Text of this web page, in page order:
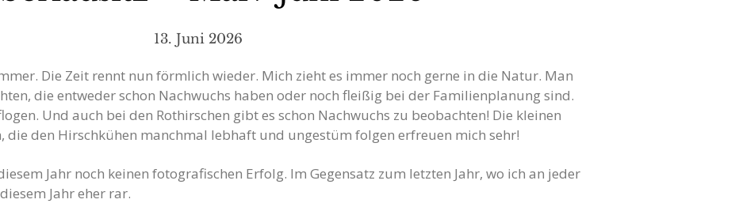
13. Juni 2026
Die Zeit rennt nun förmlich wieder. Mich zieht es immer noch gerne in die Natur. Man
die entweder schon Nachwuchs haben oder noch fleißig bei der Familienplanung sind.
Und auch bei den Rothirschen gibt es schon Nachwuchs zu beobachten! Die kleinen
die den Hirschkühen manchmal lebhaft und ungestüm folgen erfreuen mich sehr!
Jahr noch keinen fotografischen Erfolg. Im Gegensatz zum letzten Jahr, wo ich an jeder
Jahr eher rar.